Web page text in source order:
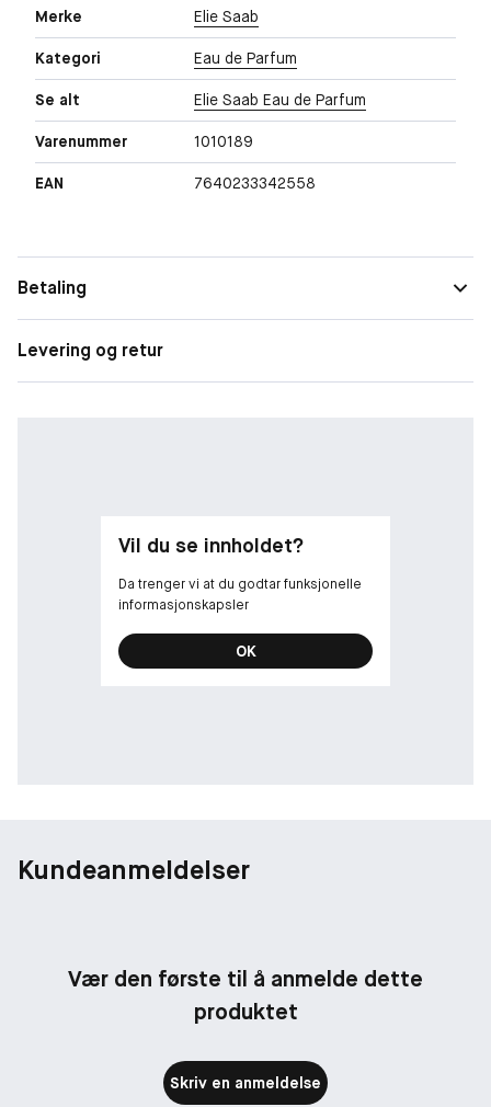
Merke Elie Saab
Kategori Eau de Parfum
Se alt Elie Saab Eau de Parfum
Varenummer 1010189
EAN 7640233342558
Betaling
Levering og retur
Vil du se innholdet?
Da trenger vi at du godtar funksjonelle
informasjonskapsler
OK
Kundeanmeldelser
Vær den første til å anmelde dette
produktet
Skriv en anmeldelse